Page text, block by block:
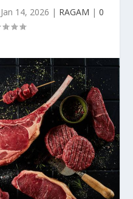
Jan 14, 2026 | RAGAM | 0